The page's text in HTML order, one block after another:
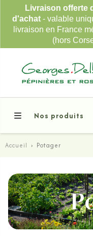
Livraison offerte
d'achat - valable
livraison en France
(hors
Nos produits
Accueil › Potager